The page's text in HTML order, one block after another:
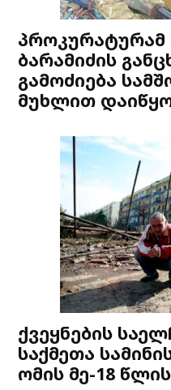
პროკურატურამ
ბარამიძის
გამოძიება
მუხლით
ქვეყნების
საქმეთა
ომის მე-18